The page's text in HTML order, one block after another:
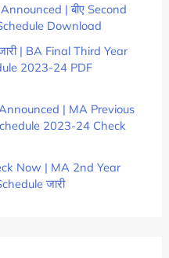
| बीए Second
Download
| BA Final Third Year
2023-24 PDF
| MA Previous
2023-24 Check
Now | MA 2nd Year
जारी